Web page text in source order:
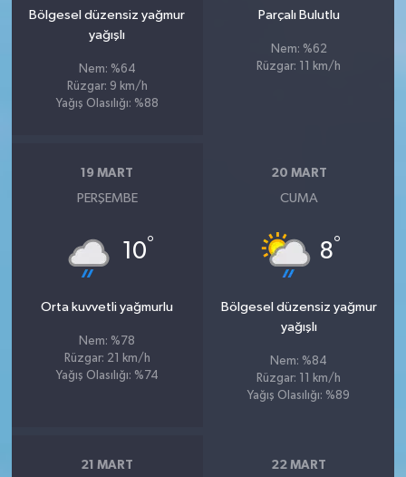
Bölgesel düzensiz yağmur
yağışlı
Nem: %64
Rüzgar: 9 km/h
Yağış Olasılığı: %88
Parçalı Bulutlu
Nem: %62
Rüzgar: 11 km/h
19 MART
PERŞEMBE
10°
Orta kuvvetli yağmurlu
Nem: %78
Rüzgar: 21 km/h
Yağış Olasılığı: %74
20 MART
CUMA
8°
Bölgesel düzensiz yağmur
yağışlı
Nem: %84
Rüzgar: 11 km/h
Yağış Olasılığı: %89
21 MART 22 MART